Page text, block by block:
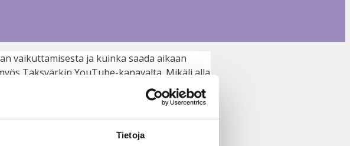
Tietoja
vaikuttamisesta ja kuinka saada aikaan
Taksvärkin YouTube-kanavalta. Mikäli alla
näkyvää painiketta.
(suomi, ruotsi tai englanti) ja säätää